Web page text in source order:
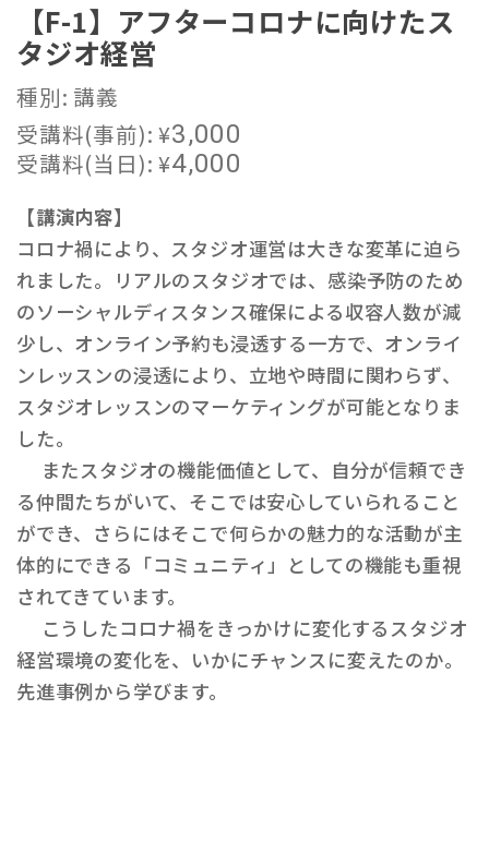
【F-1】アフターコロナに向けたス
タジオ経営
種別: 講義
受講料(事前):¥3,000
受講料(当日):¥4,000
【講演内容】
コロナ禍により、スタジオ運営は大きな変革に迫ら
れました。リアルのスタジオでは、感染予防のため
のソーシャルディスタンス確保による収容人数が減
少し、オンライン予約も浸透する一方で、オンライ
ンレッスンの浸透により、立地や時間に関わらず、
スタジオレッスンのマーケティングが可能となりま
した。
またスタジオの機能価値として、自分が信頼でき
る仲間たちがいて、そこでは安心していられること
ができ、さらにはそこで何らかの魅力的な活動が主
体的にできる「コミュニティ」としての機能も重視
されてきています。
こうしたコロナ禍をきっかけに変化するスタジオ
経営環境の変化を、いかにチャンスに変えたのか。
先進事例から学びます。